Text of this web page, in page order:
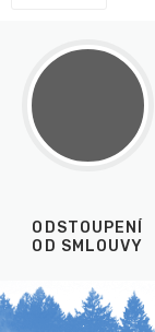
ODSTOUPENÍ
OD SMLOUVY